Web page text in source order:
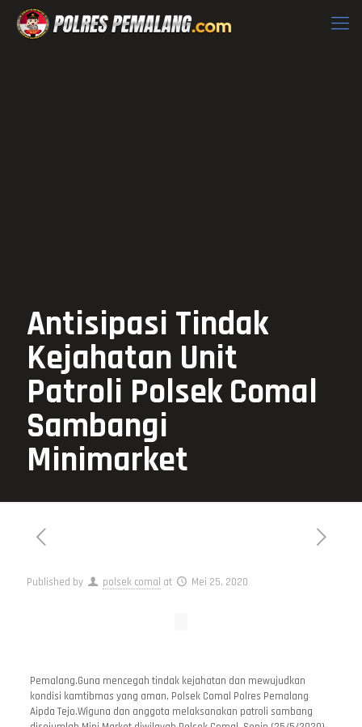
Antisipasi Tindak
Kejahatan Unit
Patroli Polsek Comal
Sambangi
Minimarket
Published by polsek comal at Mei 25, 2020
Pemalang.Guna mencegah tindak kejahatan dan mewujudkan
kondisi kamtibmas yang aman, Polsek Comal Polres Pemalang
Aipda Tejo.Wiguna dan anggota melaksanakan patroli sambang